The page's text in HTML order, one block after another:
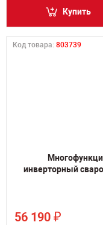
Купить
Код товара: 803739
инверторный
56 190 ₽